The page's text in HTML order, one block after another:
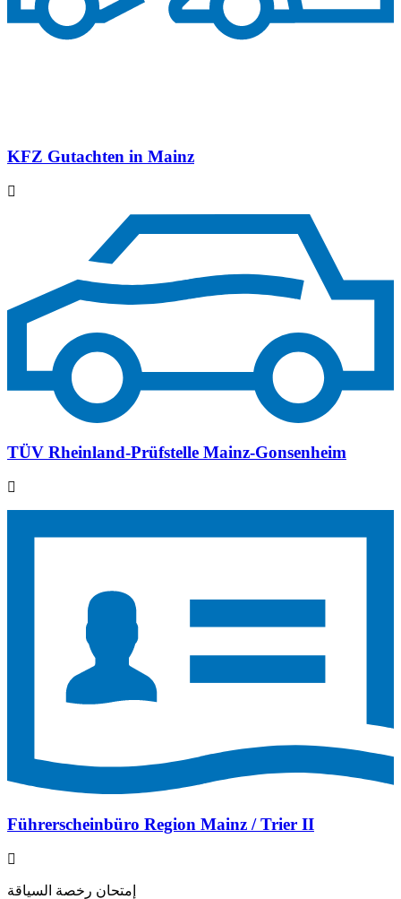
KFZ Gutachten in Mainz
TÜV Rheinland-Prüfstelle Mainz-Gonsenheim
Führerscheinbüro Region Mainz / Trier II
إمتحان رخصة السياقة